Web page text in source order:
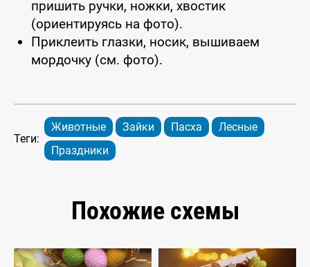
пришить ручки, ножки, хвостик
(ориентируясь на фото).
Приклеить глазки, носик, вышиваем
мордочку (см. фото).
Теги:
Животные Зайки Пасха
Лесные
Праздники
Похожие схемы